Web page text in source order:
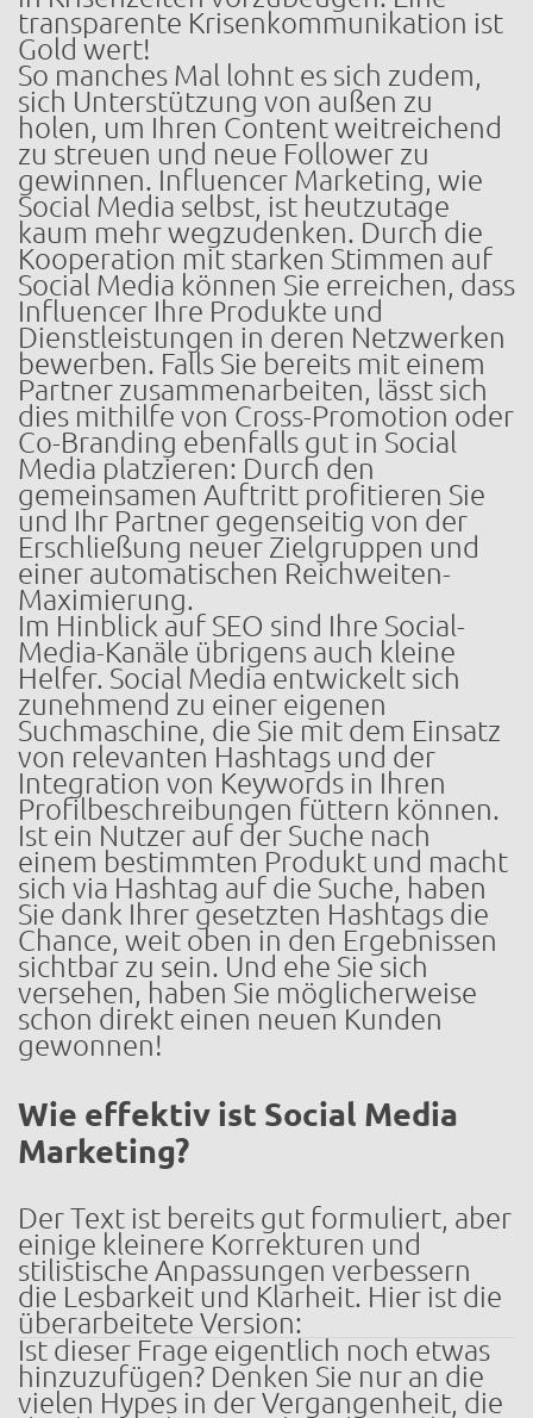
transparente Krisenkommunikation ist
Gold wert!
So manches Mal lohnt es sich zudem,
sich Unterstützung von außen zu
holen, um Ihren Content weitreichend
zu streuen und neue Follower zu
gewinnen. Influencer Marketing, wie
Social Media selbst, ist heutzutage
kaum mehr wegzudenken. Durch die
Kooperation mit starken Stimmen auf
Social Media können Sie erreichen, dass
Influencer Ihre Produkte und
Dienstleistungen in deren Netzwerken
bewerben. Falls Sie bereits mit einem
Partner zusammenarbeiten, lässt sich
dies mithilfe von Cross-Promotion oder
Co-Branding ebenfalls gut in Social
Media platzieren: Durch den
gemeinsamen Auftritt profitieren Sie
und Ihr Partner gegenseitig von der
Erschließung neuer Zielgruppen und
einer automatischen Reichweiten-
Maximierung.
Im Hinblick auf SEO sind Ihre Social-
Media-Kanäle übrigens auch kleine
Helfer. Social Media entwickelt sich
zunehmend zu einer eigenen
Suchmaschine, die Sie mit dem Einsatz
von relevanten Hashtags und der
Integration von Keywords in Ihren
Profilbeschreibungen füttern können.
Ist ein Nutzer auf der Suche nach
einem bestimmten Produkt und macht
sich via Hashtag auf die Suche, haben
Sie dank Ihrer gesetzten Hashtags die
Chance, weit oben in den Ergebnissen
sichtbar zu sein. Und ehe Sie sich
versehen, haben Sie möglicherweise
schon direkt einen neuen Kunden
gewonnen!
Wie effektiv ist Social Media
Marketing?
Der Text ist bereits gut formuliert, aber
einige kleinere Korrekturen und
stilistische Anpassungen verbessern
die Lesbarkeit und Klarheit. Hier ist die
überarbeitete Version:
Ist dieser Frage eigentlich noch etwas
hinzuzufügen? Denken Sie nur an die
vielen Hypes in der Vergangenheit, die